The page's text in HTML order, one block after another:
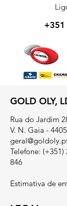
GOLD OLY,
Rua do Jardim
V. N. Gaia -
Telefone: (+351)
846
Estimativa de